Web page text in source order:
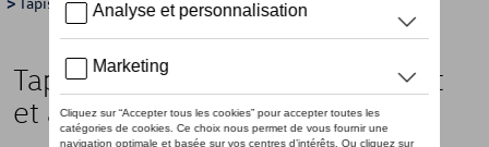
Tapis de sol toutes saisons, Avant
et arrière, pas pour hybride léger